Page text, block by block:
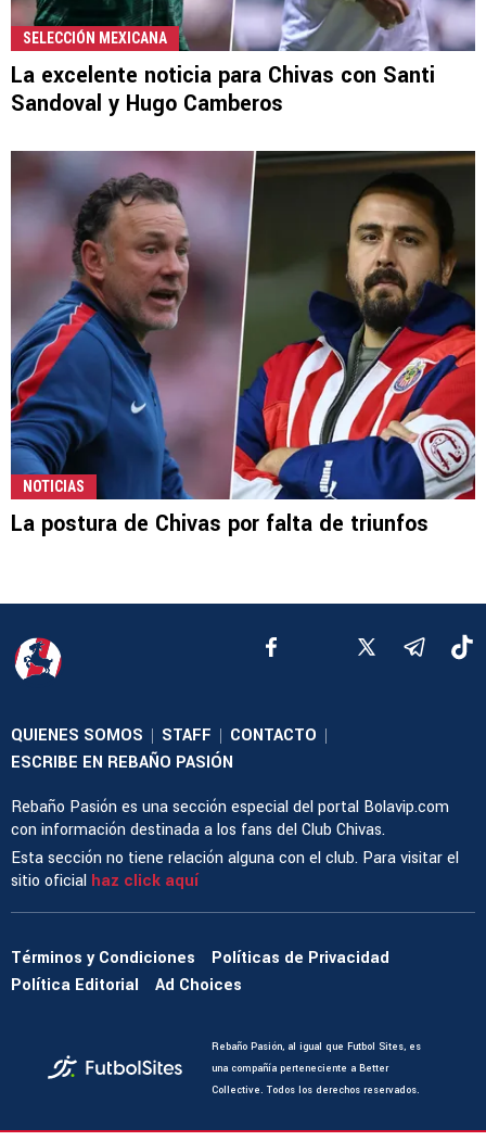
SELECCIÓN MEXICANA
La excelente noticia para Chivas con Santi
Sandoval y Hugo Camberos
NOTICIAS
La postura de Chivas por falta de triunfos
QUIENES SOMOS | STAFF | CONTACTO |
ESCRIBE EN REBAÑO PASIÓN
Rebaño Pasión es una sección especial del portal Bolavip.com
con información destinada a los fans del Club Chivas.
Esta sección no tiene relación alguna con el club. Para visitar el
sitio oficial haz click aquí
Términos y Condiciones
Políticas de Privacidad
Política Editorial
Ad Choices
Rebaño Pasión, al igual que Futbol Sites, es
una compañía perteneciente a Better
Collective. Todos los derechos reservados.